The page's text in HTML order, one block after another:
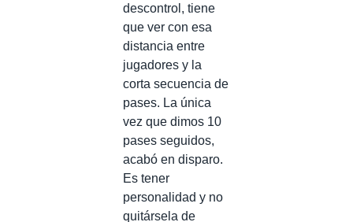
descontrol, tiene
que ver con esa
distancia entre
jugadores y la
corta secuencia de
pases. La única
vez que dimos 10
pases seguidos,
acabó en disparo.
Es tener
personalidad y no
quitársela de